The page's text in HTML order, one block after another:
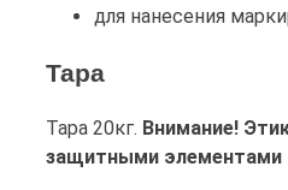
для нанесения
Тара
Тара 20кг. Внимание!
защитными элементами